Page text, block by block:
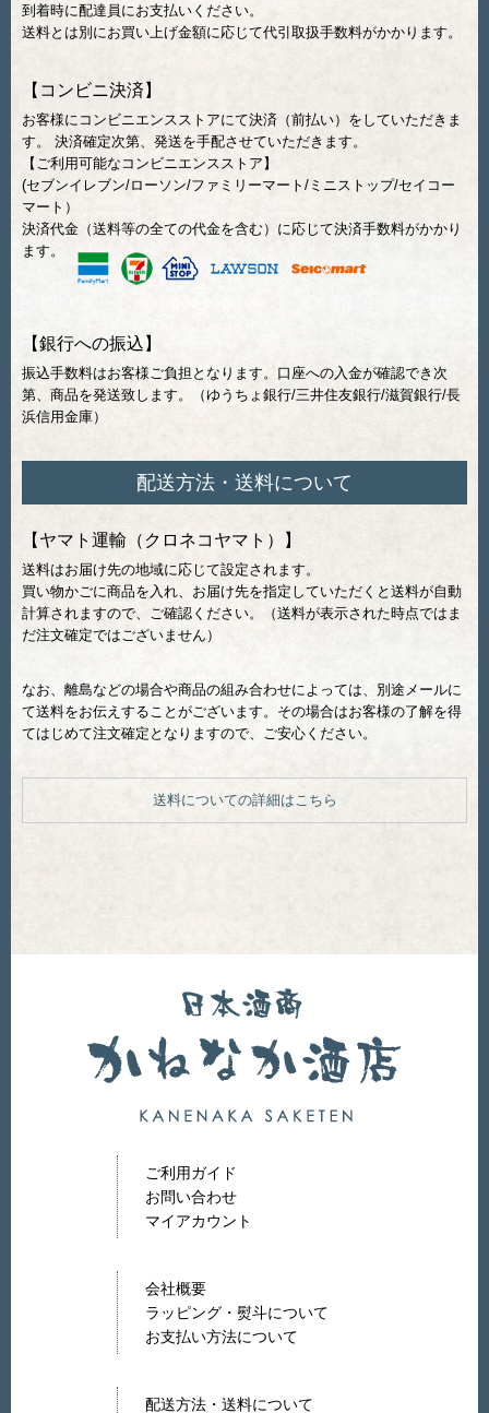
到着時に配達員にお支払いください。
送料とは別にお買い上げ金額に応じて代引取扱手数料がかかります。
【コンビニ決済】
お客様にコンビニエンスストアにて決済（前払い）をしていただきま
す。 決済確定次第、発送を手配させていただきます。
【ご利用可能なコンビニエンスストア】
(セブンイレブン/ローソン/ファミリーマート/ミニストップ/セイコー
マート）
決済代金（送料等の全ての代金を含む）に応じて決済手数料がかかり
ます。
【銀行への振込】
振込手数料はお客様ご負担となります。口座への入金が確認でき次
第、商品を発送致します。（ゆうちょ銀行/三井住友銀行/滋賀銀行/長
浜信用金庫）
配送方法・送料について
【ヤマト運輸（クロネコヤマト）】
送料はお届け先の地域に応じて設定されます。
買い物かごに商品を入れ、お届け先を指定していただくと送料が自動
計算されますので、ご確認ください。（送料が表示された時点ではま
だ注文確定ではございません）
なお、離島などの場合や商品の組み合わせによっては、別途メールに
て送料をお伝えすることがございます。その場合はお客様の了解を得
てはじめて注文確定となりますので、ご安心ください。
送料についての詳細はこちら
ご利用ガイド
お問い合わせ
マイアカウント
会社概要
ラッピング・熨斗について
お支払い方法について
配送方法・送料について